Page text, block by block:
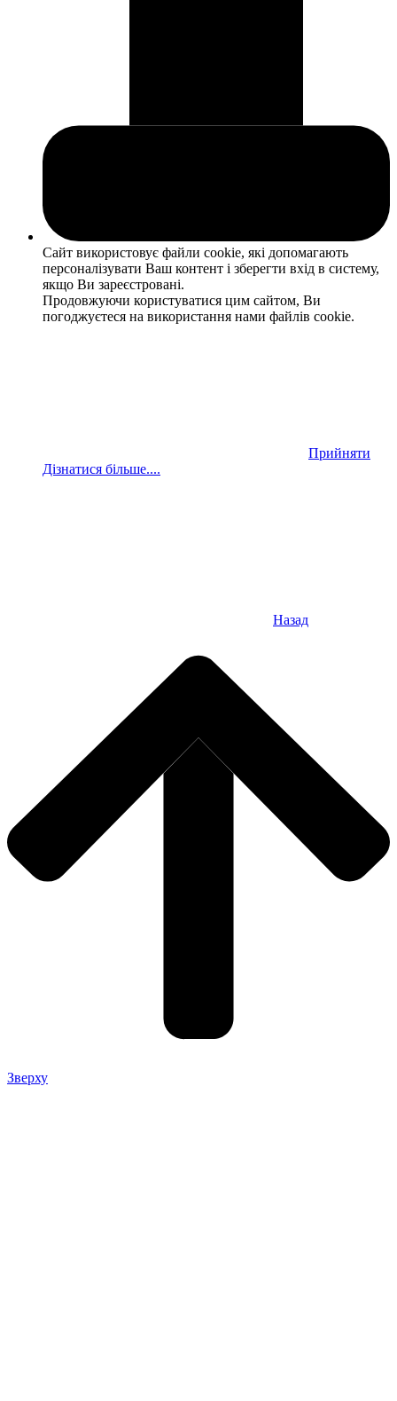
Сайт використовує файли cookie, які допомагають
персоналізувати Ваш контент і зберегти вхід в систему,
якщо Ви зареєстровані.
Продовжуючи користуватися цим сайтом, Ви
погоджуєтеся на використання нами файлів cookie.
Прийняти
Дізнатися більше....
Назад
Зверху